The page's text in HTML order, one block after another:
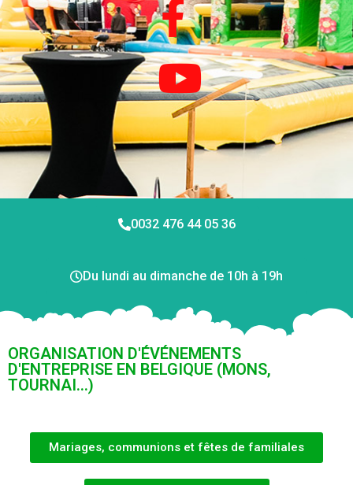
0032 476 44 05 36
Du lundi au dimanche de 10h à 19h
ORGANISATION D'ÉVÉNEMENTS
D'ENTREPRISE EN BELGIQUE (MONS,
TOURNAI...)
Mariages, communions et fêtes de familiales